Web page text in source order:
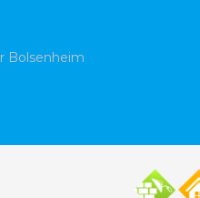
Bolsenheim